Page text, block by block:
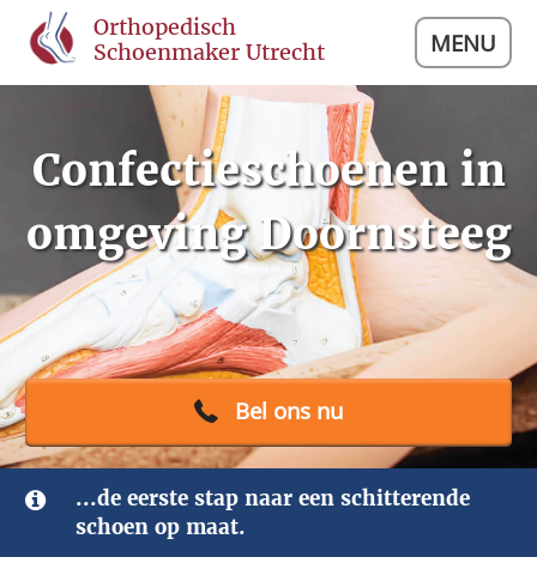
Orthopedisch
Schoenmaker Utrecht
MENU
Confectieschoenen in
omgeving Doornsteeg
Bel ons nu
...de eerste stap naar een schitterende
schoen op maat.